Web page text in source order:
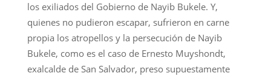
los exiliados del Gobierno de Nayib Bukele. Y,
quienes no pudieron escapar, sufrieron en carne
propia los atropellos y la persecución de Nayib
Bukele, como es el caso de Ernesto Muyshondt,
exalcalde de San Salvador, preso supuestamente